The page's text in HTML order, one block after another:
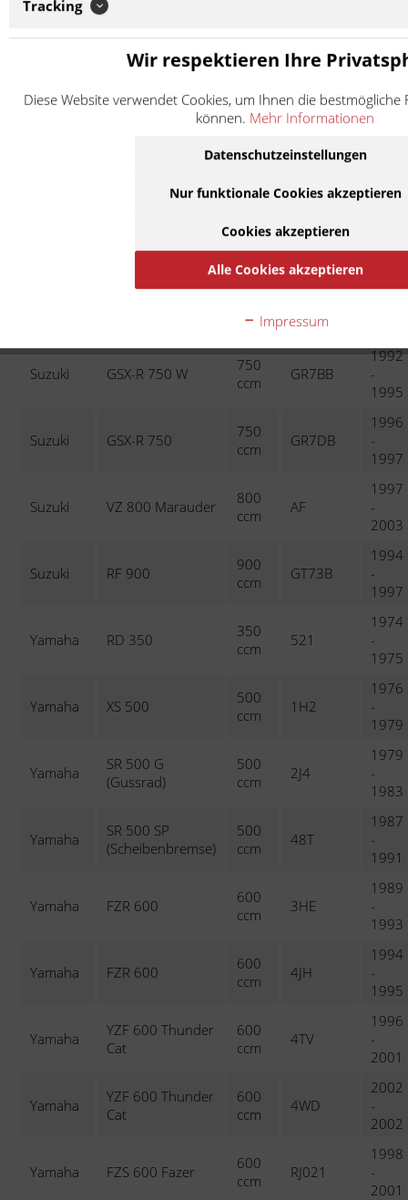
Suzuki GSX 750 GR72A
-
1986
Suzuki GSX-R 750
750
ccm
GR75A
1985
-
1987
750
ccm
1989
750
ccm
GR78A
ccm
1990
Suzuki GSX-R 750 W
750
ccm
GR7BB
1992
-
1995
Suzuki GSX-R 750
750
ccm
GR7DB
1996
-
1997
Suzuki VZ 800 Marauder
800
ccm
AF
1997
-
2003
Suzuki RF 900
900
ccm
GT73B
1994
-
1997
Yamaha RD 350
350
ccm
521
1974
-
1975
Yamaha XS 500
500
ccm
1H2
1976
-
1979
Yamaha
SR 500 G
(Gussrad)
500
ccm
2J4
1979
-
1983
Yamaha
SR 500 SP
(Scheibenbremse)
500
ccm
48T
1987
-
1991
Yamaha FZR 600
600
ccm
3HE
1989
-
1993
Yamaha FZR 600
600
ccm
4JH
1994
-
1995
Yamaha
YZF 600 Thunder
Cat
600
ccm
4TV
1996
-
2001
Yamaha
YZF 600 Thunder
Cat
600
ccm
4WD
2002
-
2002
Yamaha FZS 600 Fazer
600
ccm
RJ021
1998
-
2001
Tracking
Wir respektieren Ihre
Diese Website verwendet Cookies, um Ihnen die
können. Mehr Informationen
Datenschutzeinstellungen
Nur funktionale Cookies akzeptieren
Cookies akzeptieren
Alle Cookies akzeptieren
Impressum